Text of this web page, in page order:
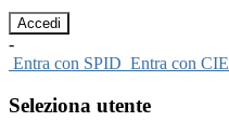
-
Entra con SPID Entra con CIE
Seleziona utente